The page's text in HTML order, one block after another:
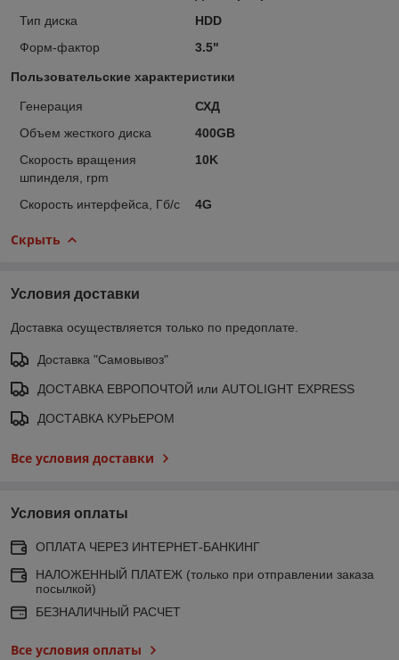
Тип диска
HDD
Форм-фактор
3.5"
Пользовательские характеристики
Генерация
СХД
Объем жесткого диска
400GB
Скорость вращения
шпинделя, rpm
10K
Скорость интерфейса, Гб/с 4G
Скрыть
Условия доставки
Доставка осуществляется только по предоплате.
Доставка "Самовывоз"
ДОСТАВКА ЕВРОПОЧТОЙ или AUTOLIGHT EXPRESS
ДОСТАВКА КУРЬЕРОМ
Все условия доставки
Условия оплаты
ОПЛАТА ЧЕРЕЗ ИНТЕРНЕТ-БАНКИНГ
НАЛОЖЕННЫЙ ПЛАТЕЖ (только при отправлении заказа
посылкой)
БЕЗНАЛИЧНЫЙ РАСЧЕТ
Все условия оплаты